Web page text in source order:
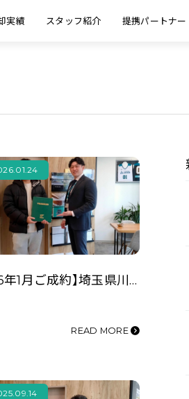
実績 スタッフ紹介 提携パートナー
【2026年1月ご成約】埼玉県川越市の事業用不動産をご購入の株式会社A様
READ MORE